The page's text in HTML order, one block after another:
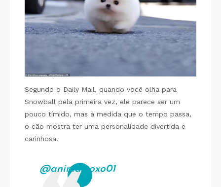
Segundo o Daily Mail, quando você olha para
Snowball pela primeira vez, ele parece ser um
pouco tímido, mas à medida que o tempo passa,
o cão mostra ter uma personalidade divertida e
carinhosa.
@animalxoxo01